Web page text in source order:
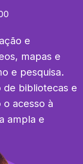
e
mapas e
e pesquisa.
de bibliotecas e
acesso à
ampla e